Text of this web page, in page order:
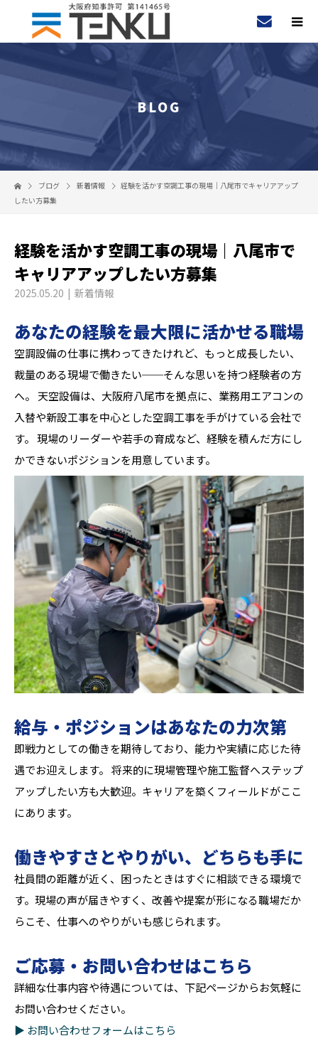
BLOG
ブログ 新着情報
経験を活かす空調工事の現場｜八尾市でキャリアアップ
したい方募集
経験を活かす空調工事の現場｜八尾市で
キャリアアップしたい方募集
2025.05.20 新着情報
あなたの経験を最大限に活かせる職場
空調設備の仕事に携わってきたけれど、もっと成長したい、
裁量のある現場で働きたい──そんな思いを持つ経験者の方
へ。 天空設備は、大阪府八尾市を拠点に、業務用エアコンの
入替や新設工事を中心とした空調工事を手がけている会社で
す。 現場のリーダーや若手の育成など、経験を積んだ方にし
かできないポジションを用意しています。
給与・ポジションはあなたの力次第
即戦力としての働きを期待しており、能力や実績に応じた待
遇でお迎えします。 将来的に現場管理や施工監督へステップ
アップしたい方も大歓迎。キャリアを築くフィールドがここ
にあります。
働きやすさとやりがい、どちらも手に
社員間の距離が近く、困ったときはすぐに相談できる環境で
す。現場の声が届きやすく、改善や提案が形になる職場だか
らこそ、仕事へのやりがいも感じられます。
ご応募・お問い合わせはこちら
詳細な仕事内容や待遇については、下記ページからお気軽に
お問い合わせください。
▶︎ お問い合わせフォームはこちら